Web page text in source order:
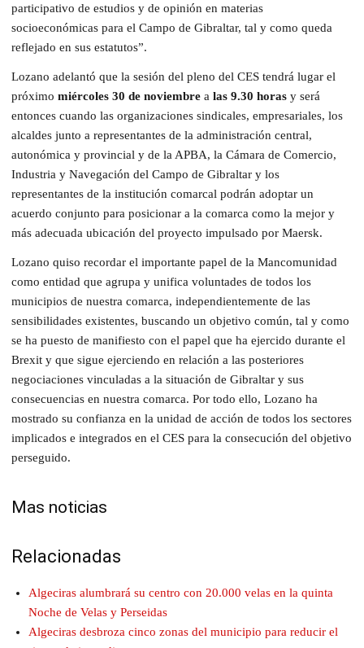
participativo de estudios y de opinión en materias
socioeconómicas para el Campo de Gibraltar, tal y como queda
reflejado en sus estatutos”.
Lozano adelantó que la sesión del pleno del CES tendrá lugar el
próximo miércoles 30 de noviembre a las 9.30 horas y será
entonces cuando las organizaciones sindicales, empresariales, los
alcaldes junto a representantes de la administración central,
autonómica y provincial y de la APBA, la Cámara de Comercio,
Industria y Navegación del Campo de Gibraltar y los
representantes de la institución comarcal podrán adoptar un
acuerdo conjunto para posicionar a la comarca como la mejor y
más adecuada ubicación del proyecto impulsado por Maersk.
Lozano quiso recordar el importante papel de la Mancomunidad
como entidad que agrupa y unifica voluntades de todos los
municipios de nuestra comarca, independientemente de las
sensibilidades existentes, buscando un objetivo común, tal y como
se ha puesto de manifiesto con el papel que ha ejercido durante el
Brexit y que sigue ejerciendo en relación a las posteriores
negociaciones vinculadas a la situación de Gibraltar y sus
consecuencias en nuestra comarca. Por todo ello, Lozano ha
mostrado su confianza en la unidad de acción de todos los sectores
implicados e integrados en el CES para la consecución del objetivo
perseguido.
Mas noticias
Relacionadas
Algeciras alumbrará su centro con 20.000 velas en la quinta
Noche de Velas y Perseidas
Algeciras desbroza cinco zonas del municipio para reducir el